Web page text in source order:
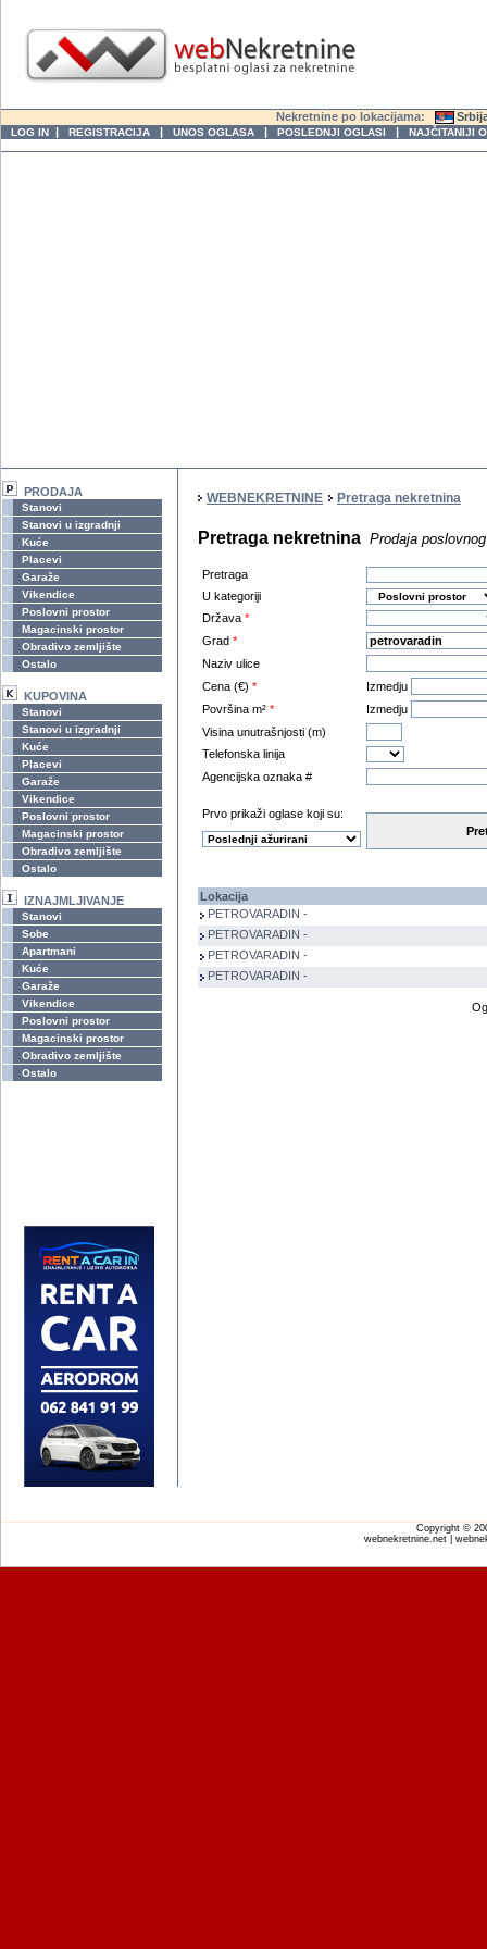
Nekretnine po lokacijama:
LOG IN | REGISTRACIJA | UNOS OGLASA | POSLEDNJI OGLASI | NAJČITANIJI
PRODAJA
Stanovi
Stanovi u izgradnji
Kuće
Placevi
Garaže
Vikendice
Poslovni prostor
Magacinski prostor
Obradivo zemljište
Ostalo
KUPOVINA
Stanovi
Stanovi u izgradnji
Kuće
Placevi
Garaže
Vikendice
Poslovni prostor
Magacinski prostor
Obradivo zemljište
Ostalo
IZNAJMLJIVANJE
Stanovi
Sobe
Apartmani
Kuće
Garaže
Vikendice
Poslovni prostor
Magacinski prostor
Obradivo zemljište
Ostalo
WEBNEKRETNINE Pretraga nekretnina
Pretraga nekretnina Prodaja
Pretraga
U kategoriji
Država *
Grad *
Naziv ulice
Cena (€) *
Izmedju
Površina m² *
Izmedju
Visina unutrašnjosti (m)
Telefonska linija
Agencijska oznaka #
Prvo prikaži oglase koji su:
Lokacija
PETROVARADIN -
PETROVARADIN -
PETROVARADIN -
PETROVARADIN -
Copyright ©
webnekretnine.net |